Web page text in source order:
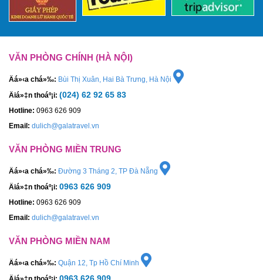
VĂN PHÒNG CHÍNH (HÀ NỘI)
Äá»‹a chá»‰: Bùi Thị Xuân, Hai Bà Trưng, Hà Nội
Äiá»‡n thoáº¡i: (024) 62 92 65 83
Hotline: 0963 626 909
Email: dulich@galatravel.vn
VĂN PHÒNG MIỀN TRUNG
Äá»‹a chá»‰: Đường 3 Tháng 2, TP Đà Nẵng
Äiá»‡n thoáº¡i: 0963 626 909
Hotline: 0963 626 909
Email: dulich@galatravel.vn
VĂN PHÒNG MIỀN NAM
Äá»‹a chá»‰: Quận 12, Tp Hồ Chí Minh